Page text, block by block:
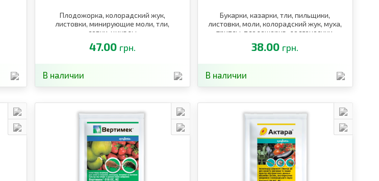
Плодожорка, колорадский жук,
листовки, минирующие моли, тли,
совки, цикады
47.00 грн.
В наличии
Букарки, казарки, тли, пильщики,
листовки, моли, колорадский жук, муха,
трипсы, плодожорка, долгоносики,
38.00 грн.
В наличии